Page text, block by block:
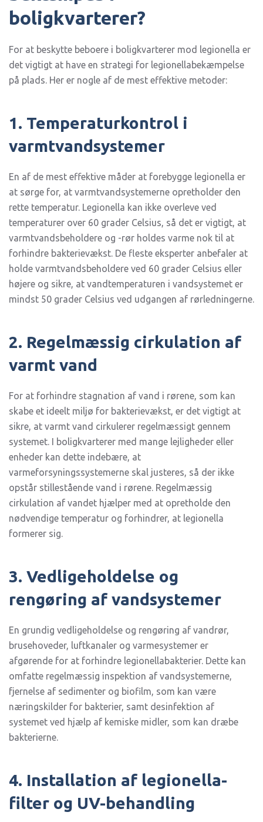
boligkvarterer?
For at beskytte beboere i boligkvarterer mod legionella er
det vigtigt at have en strategi for legionellabekæmpelse
på plads. Her er nogle af de mest effektive metoder:
1. Temperaturkontrol i
varmtvandsystemer
En af de mest effektive måder at forebygge legionella er
at sørge for, at varmtvandsystemerne opretholder den
rette temperatur. Legionella kan ikke overleve ved
temperaturer over 60 grader Celsius, så det er vigtigt, at
varmtvandsbeholdere og -rør holdes varme nok til at
forhindre bakterievækst. De fleste eksperter anbefaler at
holde varmtvandsbeholdere ved 60 grader Celsius eller
højere og sikre, at vandtemperaturen i vandsystemet er
mindst 50 grader Celsius ved udgangen af rørledningerne.
2. Regelmæssig cirkulation af
varmt vand
For at forhindre stagnation af vand i rørene, som kan
skabe et ideelt miljø for bakterievækst, er det vigtigt at
sikre, at varmt vand cirkulerer regelmæssigt gennem
systemet. I boligkvarterer med mange lejligheder eller
enheder kan dette indebære, at
varmeforsyningssystemerne skal justeres, så der ikke
opstår stillestående vand i rørene. Regelmæssig
cirkulation af vandet hjælper med at opretholde den
nødvendige temperatur og forhindrer, at legionella
formerer sig.
3. Vedligeholdelse og
rengøring af vandsystemer
En grundig vedligeholdelse og rengøring af vandrør,
brusehoveder, luftkanaler og varmesystemer er
afgørende for at forhindre legionellabakterier. Dette kan
omfatte regelmæssig inspektion af vandsystemerne,
fjernelse af sedimenter og biofilm, som kan være
næringskilder for bakterier, samt desinfektion af
systemet ved hjælp af kemiske midler, som kan dræbe
bakterierne.
4. Installation af legionella-
filter og UV-behandling